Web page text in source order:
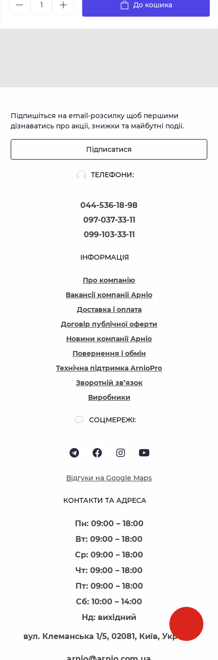
До кошика
ТЕЛЕФОНИ:
044-536-18-98
097-037-33-11
099-103-33-11
Підпишіться на email-розсилку щоб першими
дізнаватись про акції, знижки та майбутні події.
Підписатися
КОНТАКТИ ТА АДРЕСА
Пн: 09:00 – 18:00
Вт: 09:00 – 18:00
Ср: 09:00 – 18:00
Чт: 09:00 – 18:00
Пт: 09:00 – 18:00
Сб: 10:00 – 14:00
Нд: вихідний
вул. Клеманська 1/5, 02081, Київ, Україна
ІНФОРМАЦІЯ
Про компанію
Вакансії компанїї Арніо
Доставка і оплата
Договір публічної оферти
Новини компанїї Арніо
Повернення і обмін
Технічна підтримка ArnioPro
Зворотній зв’язок
Виробники
СОЦМЕРЕЖІ:
Відгуки на Google Maps